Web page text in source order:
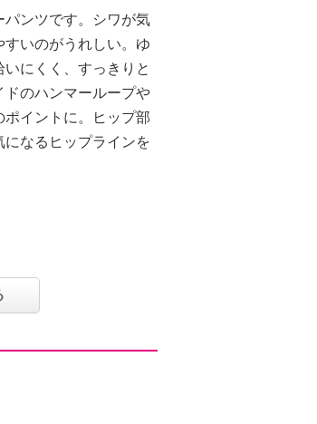
ンツです。シワが気
いのがうれしい。ゆ
にくく、すっきりと
のハンマーループや
イントに。ヒップ部
なるヒップラインを
）４個